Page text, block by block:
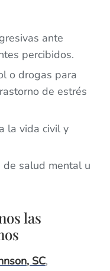
ante
percibidos.
o drogas para
de estrés
la vida civil y
de salud mental u
las
SC,